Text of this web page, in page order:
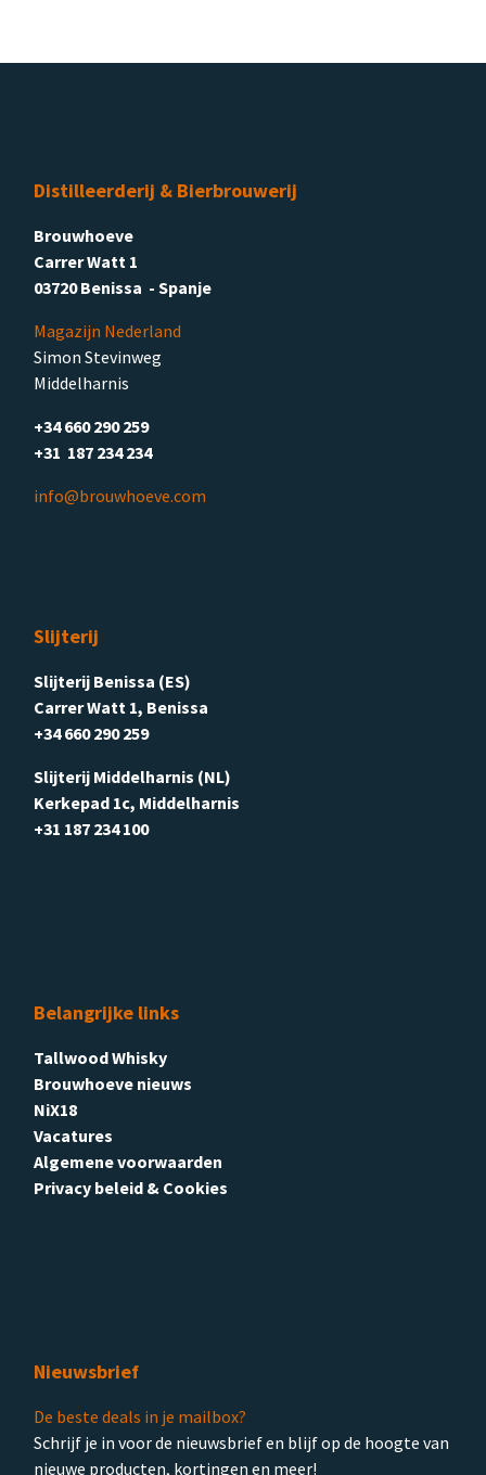
Distilleerderij & Bierbrouwerij
Brouwhoeve
Carrer Watt 1
03720 Benissa - Spanje
Magazijn Nederland
Simon Stevinweg
Middelharnis
+34 660 290 259
+31 187 234 234
info@brouwhoeve.com
Slijterij
Slijterij Benissa (ES)
Carrer Watt 1, Benissa
+34 660 290 259
Slijterij Middelharnis (NL)
Kerkepad 1c, Middelharnis
+31 187 234 100
Belangrijke links
Tallwood Whisky
Brouwhoeve nieuws
NiX18
Vacatures
Algemene voorwaarden
Privacy beleid & Cookies
Nieuwsbrief
De beste deals in je mailbox?
Schrijf je in voor de nieuwsbrief en blijf op de hoogte van
nieuwe producten, kortingen en meer!